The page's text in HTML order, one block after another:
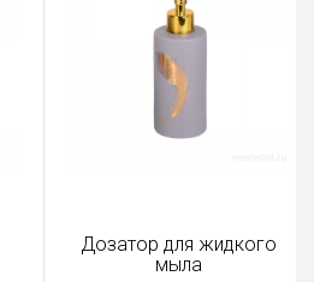
Дозатор для жидкого
мыла